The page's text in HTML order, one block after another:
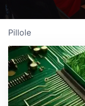
Pillole